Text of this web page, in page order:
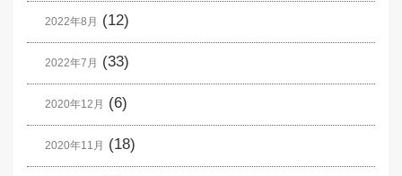
2022年8月 (12)
2022年7月 (33)
2020年12月 (6)
2020年11月 (18)